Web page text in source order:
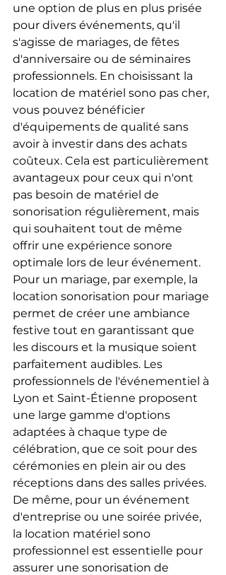
une option de plus en plus prisée
pour divers événements, qu'il
s'agisse de mariages, de fêtes
d'anniversaire ou de séminaires
professionnels. En choisissant la
location de matériel sono pas cher,
vous pouvez bénéficier
d'équipements de qualité sans
avoir à investir dans des achats
coûteux. Cela est particulièrement
avantageux pour ceux qui n'ont
pas besoin de matériel de
sonorisation régulièrement, mais
qui souhaitent tout de même
offrir une expérience sonore
optimale lors de leur événement.
Pour un mariage, par exemple, la
location sonorisation pour mariage
permet de créer une ambiance
festive tout en garantissant que
les discours et la musique soient
parfaitement audibles. Les
professionnels de l'événementiel à
Lyon et Saint-Étienne proposent
une large gamme d'options
adaptées à chaque type de
célébration, que ce soit pour des
cérémonies en plein air ou des
réceptions dans des salles privées.
De même, pour un événement
d'entreprise ou une soirée privée,
la location matériel sono
professionnel est essentielle pour
assurer une sonorisation de